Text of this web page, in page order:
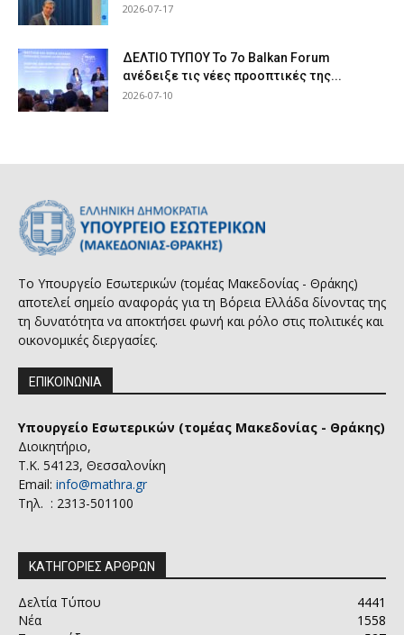
2026-07-17
ΔΕΛΤΙΟ ΤΥΠΟΥ Το 7ο Balkan Forum
ανέδειξε τις νέες προοπτικές της...
2026-07-10
Το Υπουργείο Εσωτερικών (τομέας Μακεδονίας - Θράκης)
αποτελεί σημείο αναφοράς για τη Βόρεια Ελλάδα δίνοντας της
τη δυνατότητα να αποκτήσει φωνή και ρόλο στις πολιτικές και
οικονομικές διεργασίες.
ΕΠΙΚΟΙΝΩΝΙΑ
Υπουργείο Εσωτερικών (τομέας Μακεδονίας - Θράκης)
Διοικητήριο,
Τ.Κ. 54123, Θεσσαλονίκη
Email: info@mathra.gr
Τηλ. : 2313-501100
ΚΑΤΗΓΟΡΙΕΣ ΑΡΘΡΩΝ
Δελτία Τύπου
4441
Νέα
1558